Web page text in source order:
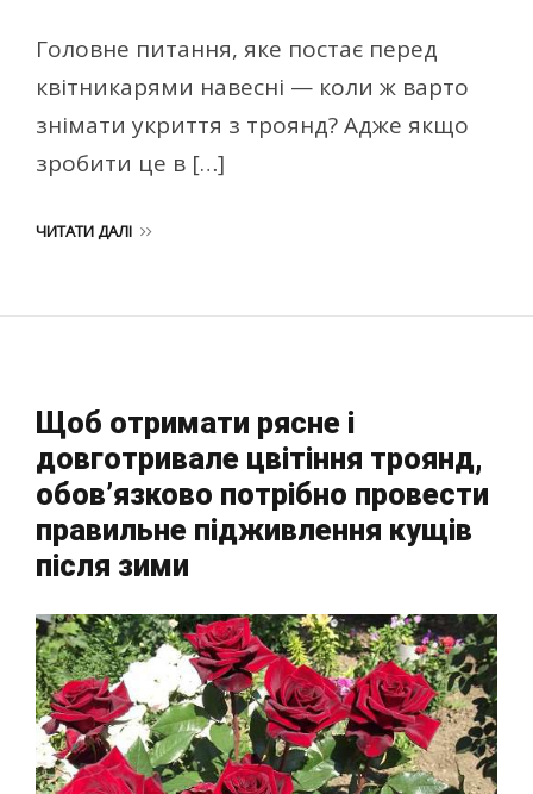
Головне питання, яке постає перед
квітникарями навесні — коли ж варто
знімати укриття з троянд? Адже якщо
зробити це в […]
ЧИТАТИ ДАЛІ
Щоб отримати рясне і
довготривале цвітіння троянд,
обов’язково потрібно провести
правильне підживлення кущів
після зими